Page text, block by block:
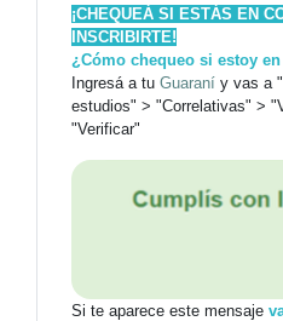
¡CHEQUEÁ SI ESTÁS EN
INSCRIBIRTE!
¿Cómo chequeo si estoy
Ingresá a tu Guaraní y vas a
estudios" > "Correlativas" >
"Verificar"
Si te aparece este mensaje